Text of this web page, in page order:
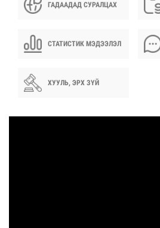
ГАДААДАД СУРАЛЦАХ
СТАТИСТИК МЭДЭЭЛЭЛ
ХУУЛЬ, ЭРХ ЗҮЙ